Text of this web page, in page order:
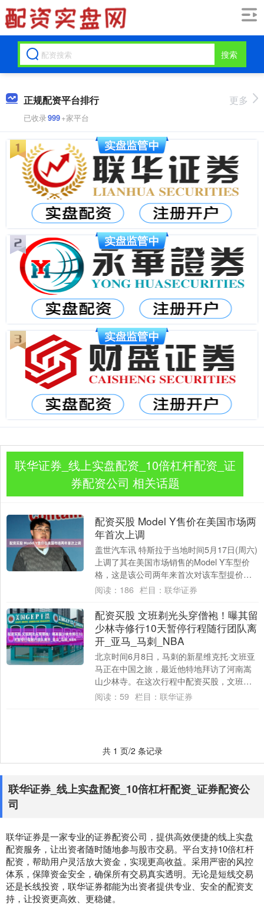
搜索
正规配资平台排行
已收录999+家平台
更多
联华证券_线上实盘配资_10倍杠杆配资_证
券配资公司 相关话题
配资买股 Model Y售价在美国市场两
年首次上调
盖世汽车讯 特斯拉于当地时间5月17日(周六)
上调了其在美国市场销售的Model Y车型价
格，这是该公司两年来首次对该车型提价。
根据特斯拉官网显示，此次调价涉及....
阅读： 186 栏目： 联华证券
配资买股 文班剃光头穿僧袍！曝其留
少林寺修行10天暂停行程随行团队离
开_亚马_马刺_NBA
北京时间6月8日，马刺的新星维克托·文班亚
马正在中国之旅，最近他特地拜访了河南嵩
山少林寺。在这次行程中配资买股，文班亚
马剃了光头，穿上了僧服，并享用了一顿素
阅读： 59 栏目： 联华证券
共 1 页/2 条记录
联华证券_线上实盘配资_10倍杠杆配资_证券配资公
司
联华证券是一家专业的证券配资公司，提供高效便捷的线上实盘
配资服务，让出资者随时随地参与股市交易。平台支持10倍杠杆
配资，帮助用户灵活放大资金，实现更高收益。采用严密的风控
体系，保障资金安全，确保所有交易真实透明。无论是短线交易
还是长线投资，联华证券都能为出资者提供专业、安全的配资支
持，让投资更高效、更稳健。